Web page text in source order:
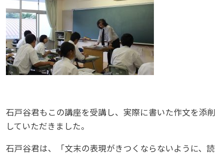
石戸谷君もこの講座を受講し、実際に書いた作文を添削
していただきました。
石戸谷君は、「文末の表現がきつくならないように、読